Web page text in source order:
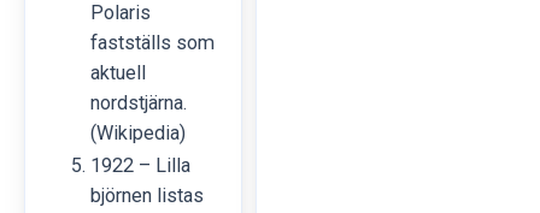
Polaris
fastställs som
aktuell
nordstjärna.
(Wikipedia)
1922 – Lilla
björnen listas